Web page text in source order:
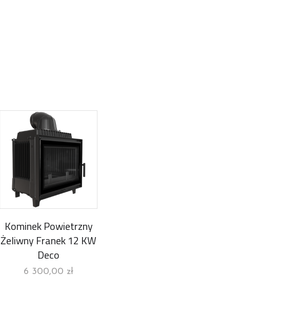
Kominek Powietrzny
Żeliwny Franek 12 KW
Deco
6 300,00 zł